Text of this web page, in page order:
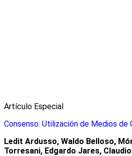
Artículo Especial
Consenso: Utilización de Medios
Ledit Ardusso, Waldo Belloso,
Torresani, Edgardo Jares,